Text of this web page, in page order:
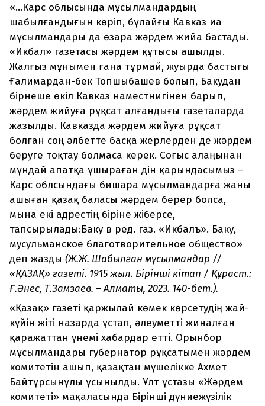
«...Карс облысында мұсылмандардың
шабылғандығын көріп, бұлайғы Кавказ иа
мұсылмандары да өзара жәрдем жийа бастады.
«Икбал» газетасы жәрдем құтысы ашылды.
Жалғыз мұнымен ғана тұрмай, жуырда бастығы
Ғалимардан-бек Топшыбашев болып, Бакудан
бірнеше өкіл Кавказ наместнигінен барып,
жәрдем жийуға рұқсат алғандығы газеталарда
жазылды. Кавказда жәрдем жийуға рұқсат
болған соң әлбетте басқа жерлерден де жәрдем
беруге тоқтау болмаса керек. Соғыс алаңынан
мұндай апатқа ұшыраған дін қарындасымыз –
Карс облсындағы бишара мұсылмандарға жаны
ашыған қазақ баласы жәрдем берер болса,
мына екі адрестің біріне жіберсе,
тапсырылады:Баку в ред. газ. «Икбалъ». Баку,
мусульманское благотворительное общество»
деп жазды (Ж.Ж. Шабылған мұсылмандар //
«ҚАЗАҚ» газеті. 1915 жыл. Бірінші кітап / Құраст.:
Ғ.Әнес, Т.Замзаев. – Алматы, 2023. 140-бет.).
«Қазақ» газеті қаржылай көмек көрсетудің жай-
күйін жіті назарда ұстап, әлеуметті жиналған
қаражаттан үнемі хабардар етті. Орынбор
мұсылмандары губернатор рұқсатымен жәрдем
комитетін ашып, қазақтан мүшелікке Ахмет
Байтұрсынұлы ұсынылды. Ұлт ұстазы «Жәрдем
комитеті» мақаласында Бірінші дүниежүзілік